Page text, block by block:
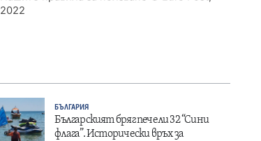
2022
БЪЛГАРИЯ
Българският бряг печели 32 “Сини
флага”. Исторически връх за